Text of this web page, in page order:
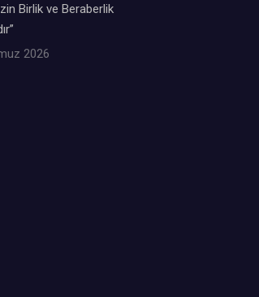
Birlik ve Beraberlik
2026